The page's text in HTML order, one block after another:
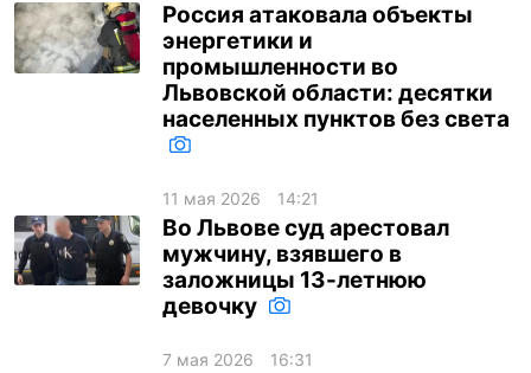
Россия атаковала объекты
энергетики и
промышленности во
Львовской области: десятки
населенных пунктов без света
11 мая 2026 14:21
Во Львове суд арестовал
мужчину, взявшего в
заложницы 13-летнюю
девочку
7 мая 2026 16:31